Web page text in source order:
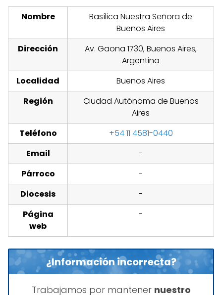
Nombre
Basílica Nuestra Señora de
Buenos Aires
Dirección
Av. Gaona 1730, Buenos Aires,
Argentina
Localidad
Buenos Aires
Región
Ciudad Autónoma de Buenos
Aires
Teléfono
+54 11 4581-0440
Email
-
Párroco
-
Diocesis
-
Página
web
-
¿Información incorrecta?
Trabajamos por mantener nuestro